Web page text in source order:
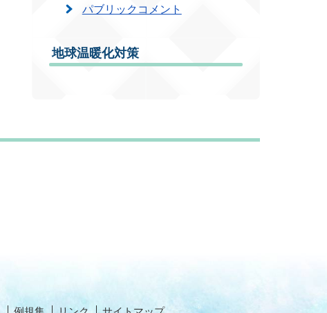
パブリックコメント
地球温暖化対策